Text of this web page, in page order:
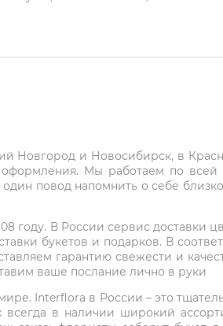
Новгород и Новосибирск, в
Мы работаем по всей
повод напомнить о себе
В России сервис доставки
букетов и подарков. В
гарантию свежести и
ваше послание лично в руки
Interflora в России – это
в наличии широкий